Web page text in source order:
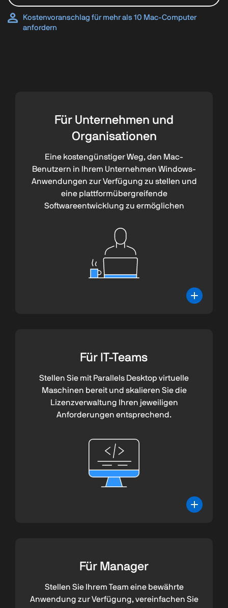
Kostenvoranschlag für mehr als 10 Mac-Computer
anfordern
Für Unternehmen und
Organisationen
Eine kostengünstiger Weg, den Mac-
Benutzern in Ihrem Unternehmen Windows-
Anwendungen zur Verfügung zu stellen und
eine plattformübergreifende
Softwareentwicklung zu ermöglichen
Für IT-Teams
Stellen Sie mit Parallels Desktop virtuelle
Maschinen bereit und skalieren Sie die
Lizenzverwaltung Ihren jeweiligen
Anforderungen entsprechend.
Für Manager
Stellen Sie Ihrem Team eine bewährte
Anwendung zur Verfügung, vereinfachen Sie